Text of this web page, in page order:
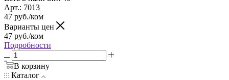
Арт.: 7013
47 руб./ком
Варианты цен
47 руб./ком
Подробности
В корзину
Каталог